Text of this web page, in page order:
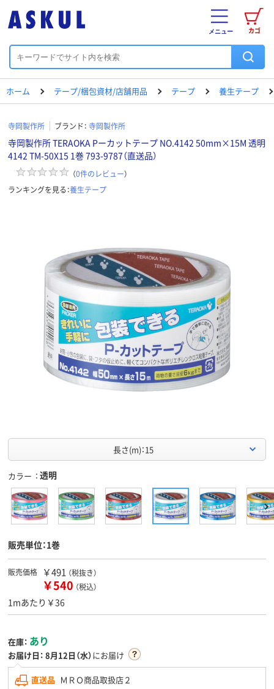
カゴ
メニュー
ホーム テープ/梱包資材/店舗用品 テープ 養生テープ
寺岡製作所 ブランド： 寺岡製作所
寺岡製作所 TERAOKA Pーカットテープ NO.4142 50mm×15M 透明
4142 TM-50X15 1巻 793-9787（直送品）
（0件のレビュー）
ランキングを見る：養生テープ
長さ(m)：15
カラー 透明
販売単位：1巻
販売価格 ￥491 （税抜き）
￥540 （税込）
1mあたり￥36
在庫： あり
お届け日： 8月12日（水）にお届け
直送品 ＭＲＯ商品取扱店２